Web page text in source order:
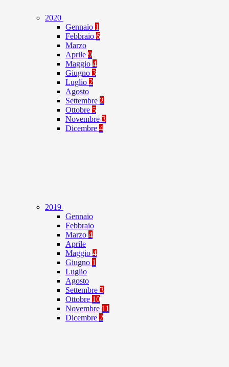
2020
Gennaio 1
Febbraio 6
Marzo
Aprile 9
Maggio 4
Giugno 3
Luglio 2
Agosto
Settembre 2
Ottobre 5
Novembre 3
Dicembre 4
2019
Gennaio
Febbraio
Marzo 4
Aprile
Maggio 4
Giugno 1
Luglio
Agosto
Settembre 3
Ottobre 10
Novembre 11
Dicembre 2